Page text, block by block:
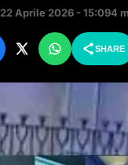
22 Aprile 2026 - 15:094
SHARE